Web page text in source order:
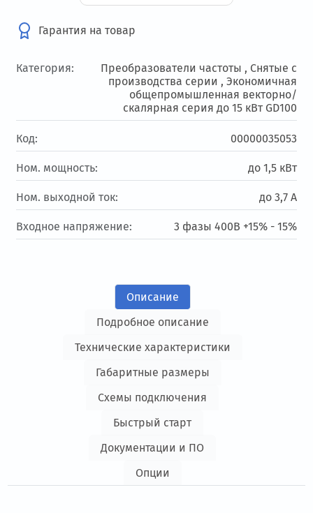
Гарантия на товар
Категория: Преобразователи частоты , Снятые с
производства серии , Экономичная
общепромышленная векторно/
скалярная серия до 15 кВт GD100
Код: 00000035053
Ном. мощность: до 1,5 кВт
Ном. выходной ток: до 3,7 А
Входное напряжение: 3 фазы 400В +15% - 15%
Описание
Подробное описание
Технические характеристики
Габаритные размеры
Схемы подключения
Быстрый старт
Документации и ПО
Опции